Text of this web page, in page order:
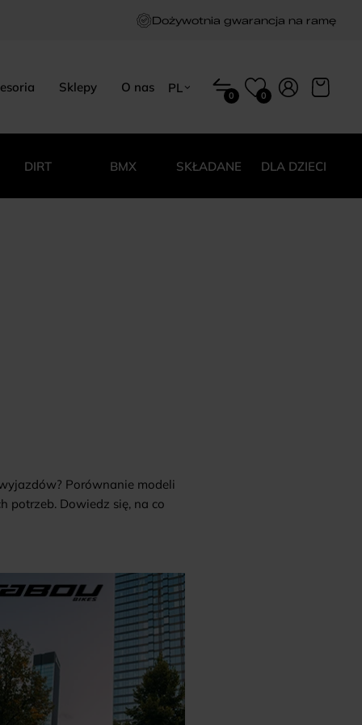
Dożywotnia gwarancja na ramę
Sklepy O nas
PL
0 0
DIRT BMX SKŁADANE DLA DZIECI
Porównanie modeli
Dowiedz się, na co